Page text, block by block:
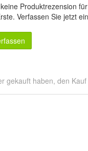
Produktrezension
Verfassen Sie jetzt
gekauft haben, den